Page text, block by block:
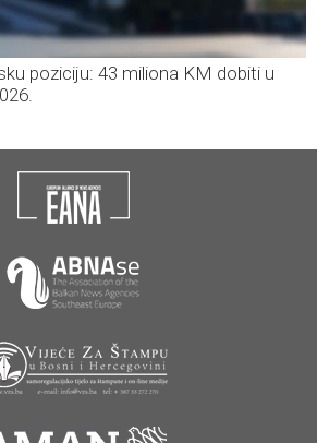
poziciju: 43 miliona KM dobiti u